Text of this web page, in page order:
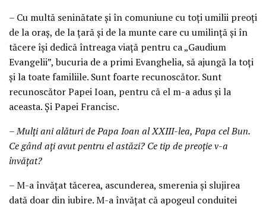
– Cu multă seninătate şi în comuniune cu toţi umilii preoţi
de la oraş, de la ţară şi de la munte care cu umilinţă şi în
tăcere îşi dedică întreaga viaţă pentru ca „Gaudium
Evangelii”, bucuria de a primi Evanghelia, să ajungă la toţi
şi la toate familiile. Sunt foarte recunoscător. Sunt
recunoscător Papei Ioan, pentru că el m-a adus şi la
aceasta. Şi Papei Francisc.
– Mulţi ani alături de Papa Ioan al XXIII-lea, Papa cel Bun.
Ce gând aţi avut pentru el astăzi? Ce tip de preoţie v-a
învăţat?
– M-a învăţat tăcerea, ascunderea, smerenia şi slujirea
dată doar din iubire. M-a învăţat că apogeul conduitei